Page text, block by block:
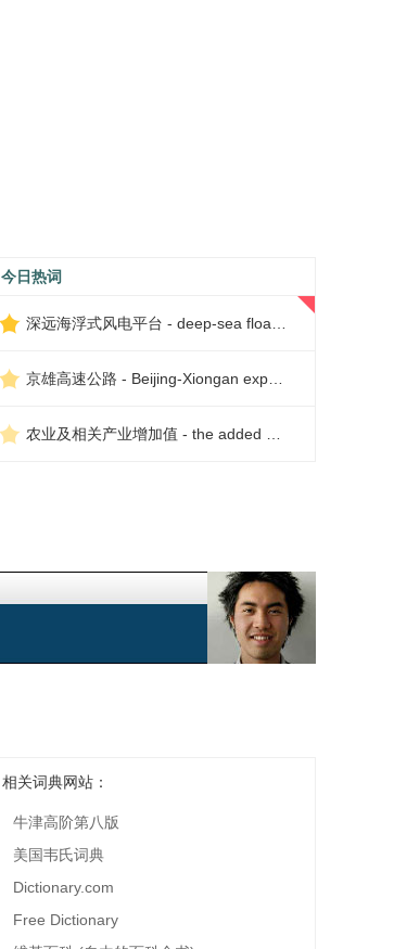
今日热词
相关词典网站：
牛津高阶第八版
美国韦氏词典
Dictionary.com
Free Dictionary